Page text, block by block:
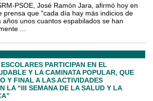
PSOE, José Ramón Jara, afirmó hoy en
prensa que "cada día hay más indicios de
años unos cuantos espabilados se han
...
PARTICIPAN EN EL
Y LA CAMINATA POPULAR, QUE
Y FINAL A LAS ACTIVIDADES
LA “III SEMANA DE LA SALUD Y LA